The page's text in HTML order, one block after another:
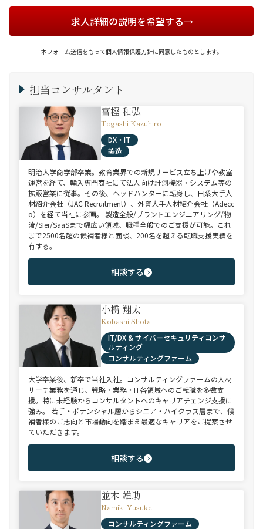
求人詳細の説明を希望する
本フォーム送信をもって個人情報保護方針に同意したものとします。
担当コンサルタント
富樫 和弘
Togashi Kazuhiro
DX・IT
製造
明治大学商学部卒業。教育業界での新規サービス立ち上げや教室
運営を経て、輸入専門商社にて法人向け計測機器・システム等の
拡販営業に従事。その後、ヘッドハンターに転身し、日系大手人
材紹介会社（JAC Recruitment）、外資大手人材紹介会社（Adecc
o）を経て当社に参画。 製造全般/プラントエンジニアリング/物
流/SIer/SaaSまで幅広い領域、職種全般でのご支援が可能。これ
まで2500名超の候補者様と面談、200名を超える転職支援実績を
有する。
相談する
小橋 翔太
Kobashi Shota
IT/DX & サイバーセキュリティコンサ
ルティング
コンサルティングファーム
大学卒業後、新卒で当社入社。コンサルティングファームの人材
サーチ業務を通じ、戦略・業務・IT各領域へのご転職を多数支
援。特に未経験からコンサルタントへのキャリアチェンジ支援に
強み。 若手・ポテンシャル層からシニア・ハイクラス層まで、候
補者様のご志向と市場動向を踏まえ最適なキャリアをご提案させ
ていただきます。
相談する
並木 雄助
Namiki Yusuke
コンサルティングファーム